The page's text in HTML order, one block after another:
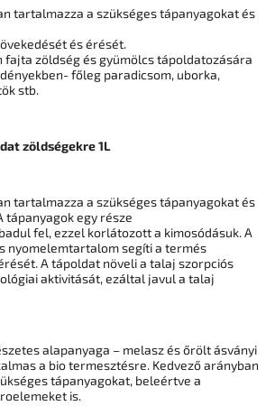
tartalmazza a szükséges tápanyagokat és
és érését.
fajta zöldség és gyümölcs tápoldatozására
főleg paradicsom, uborka,
stb.
zöldségekre 1L
tartalmazza a szükséges tápanyagokat és
tápanyagok egy része
fel, ezzel korlátozott a kimosódásuk. A
nyomelemtartalom segíti a termés
A tápoldat növeli a talaj szorpciós
aktivitását, ezáltal javul a talaj
alapanyaga – melasz és őrölt ásványi
a bio termesztésre. Kedvező arányban
tápanyagokat, beleértve a
is.